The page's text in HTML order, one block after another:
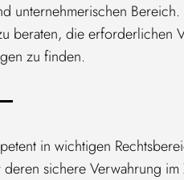
unternehmerischen Bereich.
beraten, die erforderlichen
zu finden.
in wichtigen
sichere Verwahrung im